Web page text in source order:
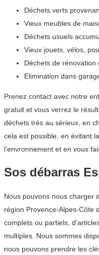
Déchets verts
Vieux meubles de
Déchets usuels
Vieux jouets, vélos,
Déchets de
Elimination dans
Prenez contact avec notre
gratuit et vous verrez le
déchets très au sérieux, en
cela est possible, en évitant
l’envronnement et en vous
Sos débarras
Nous pouvons nous charger
région Provence-Alpes-Côte
complets ou partiels,
multiples. Nous sommes
nous pouvons prendre les